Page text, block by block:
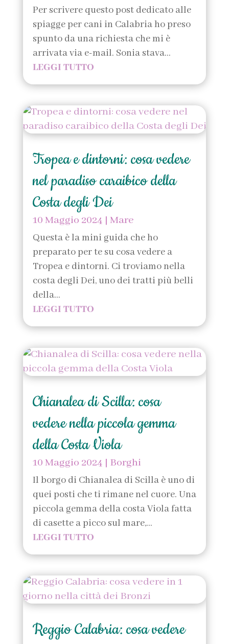
Per scrivere questo post dedicato alle
spiagge per cani in Calabria ho preso
spunto da una richiesta che mi è
arrivata via e-mail. Sonia stava...
LEGGI TUTTO
Tropea e dintorni: cosa vedere
nel paradiso caraibico della
Costa degli Dei
10 Maggio 2024 | Mare
Questa è la mini guida che ho
preparato per te su cosa vedere a
Tropea e dintorni. Ci troviamo nella
costa degli Dei, uno dei tratti più belli
della...
LEGGI TUTTO
Chianalea di Scilla: cosa
vedere nella piccola gemma
della Costa Viola
10 Maggio 2024 | Borghi
Il borgo di Chianalea di Scilla è uno di
quei posti che ti rimane nel cuore. Una
piccola gemma della costa Viola fatta
di casette a picco sul mare,...
LEGGI TUTTO
Reggio Calabria: cosa vedere